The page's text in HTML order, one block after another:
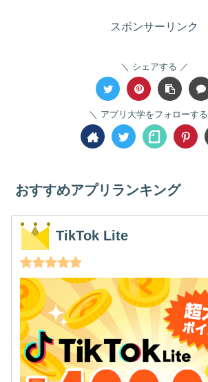
スポンサーリンク
シェアする
アプリ大学をフォローする
おすすめアプリランキング
TikTok Lite